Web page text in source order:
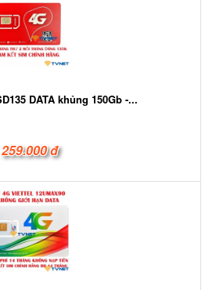
DATA khủng 150Gb -...
259.000 đ